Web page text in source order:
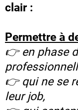
clair :
Permettre à
👉 en phase
👉 qui ne se
leur job,